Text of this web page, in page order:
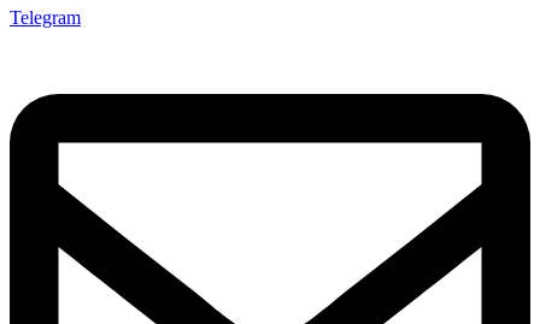
Telegram